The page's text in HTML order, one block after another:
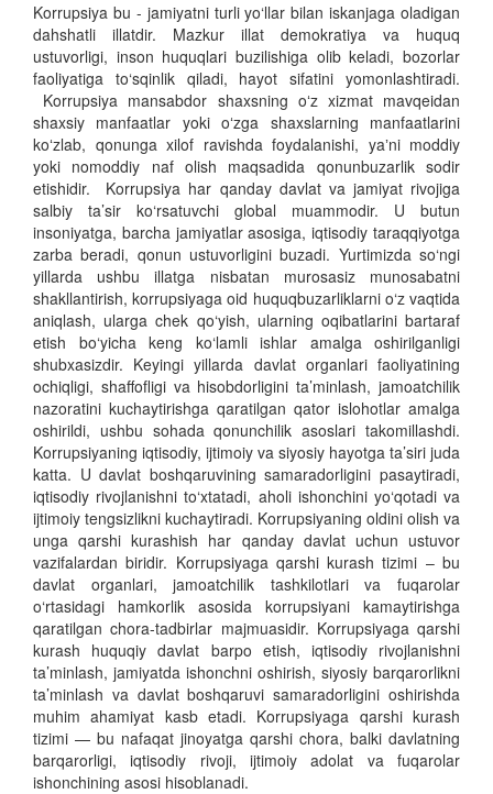
Korrupsiya bu - jamiyatni turli yo‘llar bilan iskanjaga oladigan
dahshatli illatdir. Mazkur illat demokratiya va huquq
ustuvorligi, inson huquqlari buzilishiga olib keladi, bozorlar
faoliyatiga to‘sqinlik qiladi, hayot sifatini yomonlashtiradi.
Korrupsiya mansabdor shaxsning oʻz xizmat mavqeidan
shaxsiy manfaatlar yoki oʻzga shaxslarning manfaatlarini
koʻzlab, qonunga xilof ravishda foydalanishi, yaʼni moddiy
yoki nomoddiy naf olish maqsadida qonunbuzarlik sodir
etishidir.
Korrupsiya har qanday davlat va jamiyat rivojiga
salbiy ta’sir ko‘rsatuvchi global muammodir. U butun
insoniyatga, barcha jamiyatlar asosiga, iqtisodiy taraqqiyotga
zarba beradi, qonun ustuvorligini buzadi. Yurtimizda so‘ngi
yillarda ushbu illatga nisbatan murosasiz munosabatni
shakllantirish, korrupsiyaga oid huquqbuzarliklarni o‘z vaqtida
aniqlash, ularga chek qo‘yish, ularning oqibatlarini bartaraf
etish bo‘yicha keng ko‘lamli ishlar amalga oshirilganligi
shubxasizdir. Keyingi yillarda davlat organlari faoliyatining
ochiqligi, shaffofligi va hisobdorligini ta’minlash, jamoatchilik
nazoratini kuchaytirishga qaratilgan qator islohotlar amalga
oshirildi, ushbu sohada qonunchilik asoslari takomillashdi.
Korrupsiyaning iqtisodiy, ijtimoiy va siyosiy hayotga ta’siri juda
katta. U davlat boshqaruvining samaradorligini pasaytiradi,
iqtisodiy rivojlanishni to‘xtatadi, aholi ishonchini yo‘qotadi va
ijtimoiy tengsizlikni kuchaytiradi. Korrupsiyaning oldini olish va
unga qarshi kurashish har qanday davlat uchun ustuvor
vazifalardan biridir. Korrupsiyaga qarshi kurash tizimi – bu
davlat organlari, jamoatchilik tashkilotlari va fuqarolar
o‘rtasidagi hamkorlik asosida korrupsiyani kamaytirishga
qaratilgan chora-tadbirlar majmuasidir. Korrupsiyaga qarshi
kurash huquqiy davlat barpo etish, iqtisodiy rivojlanishni
ta’minlash, jamiyatda ishonchni oshirish, siyosiy barqarorlikni
ta’minlash va davlat boshqaruvi samaradorligini oshirishda
muhim ahamiyat kasb etadi. Korrupsiyaga qarshi kurash
tizimi — bu nafaqat jinoyatga qarshi chora, balki davlatning
barqarorligi, iqtisodiy rivoji, ijtimoiy adolat va fuqarolar
ishonchining asosi hisoblanadi.